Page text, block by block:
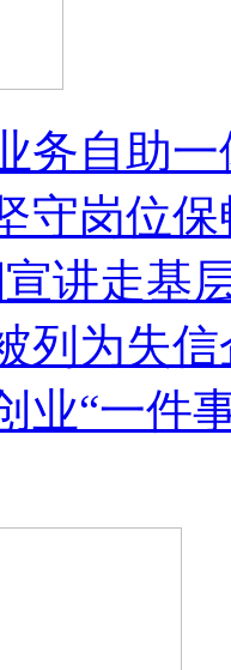
务自助一
守岗位保
讲走基
列为失信
业“一件